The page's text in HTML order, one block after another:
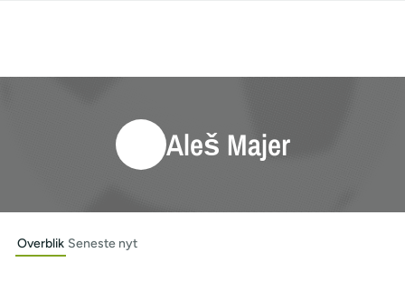
Aleš Majer
Overblik Seneste nyt